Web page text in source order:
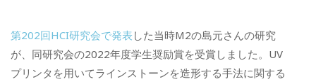
第202回HCI研究会で発表 した当時M2の島元さんの研究
が、同研究会の2022年度学生奨励賞を受賞しました。UV
プリンタを用いてラインストーンを造形する手法に関する